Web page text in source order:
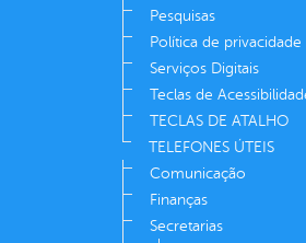
Pesquisas
Política de privacidade
Serviços Digitais
Teclas de
TECLAS DE ATALHO
TELEFONES ÚTEIS
Comunicação
Finanças
Secretarias